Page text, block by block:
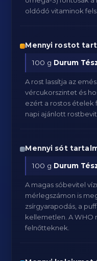
oldódó vitaminok
Mennyi rostot
100 g Durum
A rost lassítja az
vércukorszintet és
ezért a rostos ételek
napi ajánlott
Mennyi sót
100 g Durum
A magas sóbevitel
mérlegszámon is
zsírgyarapodás, a
kellemetlen. A WHO
felnőtteknek.